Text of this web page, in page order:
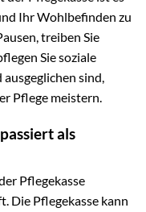
Ihr Wohlbefinden zu
treiben Sie
Sie soziale
sind,
Pflege meistern.
als
Pflegekasse
Die Pflegekasse kann